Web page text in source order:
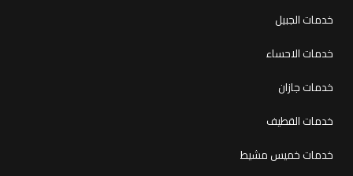
خدمات الجبيل
خدمات الاحساء
خدمات جازان
خدمات القطيف
خدمات خميس مشيط